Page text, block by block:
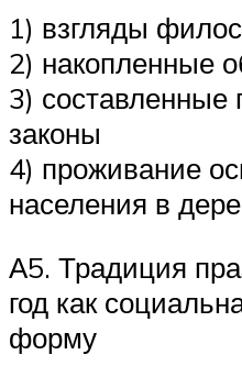
1) взгляды
2) накопленные
3) составленные
законы
4) проживание
населения в
А5. Традиция
год как
форму